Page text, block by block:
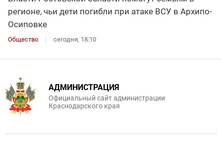
регионе, чьи дети погибли при атаке ВСУ в Архипо-
Осиповке
Общество сегодня, 18:10
АДМИНИСТРАЦИЯ
Официальный сайт администрации
Краснодарского края